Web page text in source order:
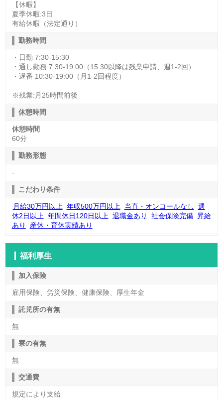
【休暇】
夏季休暇:3日
有給休暇（法定通り）
勤務時間
・日勤 7:30-15:30
・通し勤務 7:30-19:00（15:30以降は残業申請、週1-2回）
・遅番 10:30-19:00（月1-2回程度）
※残業:月25時間前後
休憩時間
休憩時間
60分
勤務形態
-
こだわり条件
月給30万円以上 年収500万円以上 当直・オンコールなし
週
休2日以上 年間休日120日以上 退職金あり 社会保険完備 昇給
あり
産休・育休実績あり
福利厚生
加入保険
雇用保険、労災保険、健康保険、厚生年金
託児所の有無
無
寮の有無
無
交通費
規定により支給